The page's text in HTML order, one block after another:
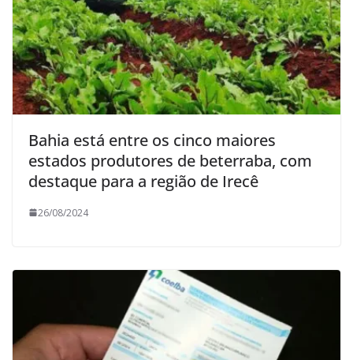
Bahia está entre os cinco maiores
estados produtores de beterraba, com
destaque para a região de Irecê
26/08/2024